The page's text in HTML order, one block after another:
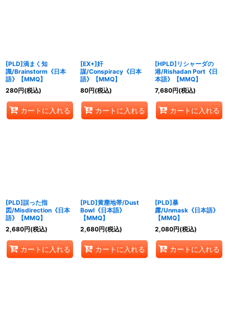
[PLD]渦まく知
識/Brainstorm《日本
語》【MMQ】
280円(税込)
カートに入れる
[EX+]奸
謀/Conspiracy《日本
語》【MMQ】
80円(税込)
カートに入れる
[HPLD]リシャーダの
港/Rishadan Port《日
本語》【MMQ】
7,680円(税込)
カートに入れる
[PLD]誤った指
図/Misdirection《日本
語》【MMQ】
2,680円(税込)
カートに入れる
[PLD]黄塵地帯/Dust
Bowl《日本語》
【MMQ】
2,680円(税込)
カートに入れる
[PLD]暴
露/Unmask《日本語》
【MMQ】
2,080円(税込)
カートに入れる